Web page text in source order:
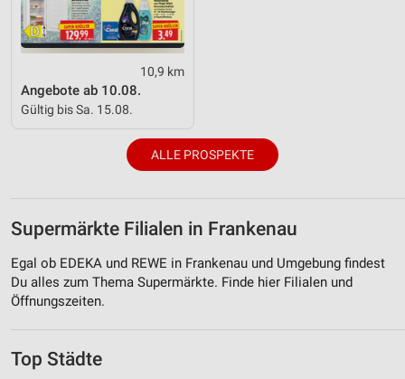
10,9 km
Angebote ab 10.08.
Gültig bis Sa. 15.08.
ALLE PROSPEKTE
Supermärkte Filialen in Frankenau
Egal ob EDEKA und REWE in Frankenau und Umgebung findest
Du alles zum Thema Supermärkte. Finde hier Filialen und
Öffnungszeiten.
Top Städte